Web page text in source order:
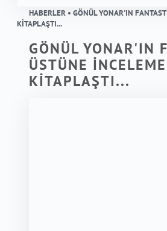
HABERLER • GÖNÜL YONAR'IN
KİTAPLAŞTI...
GÖNÜL YONAR'IN
ÜSTÜNE
KİTAPLAŞTI...